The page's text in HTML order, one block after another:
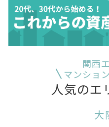
関西
マンショ
人気のエ
大